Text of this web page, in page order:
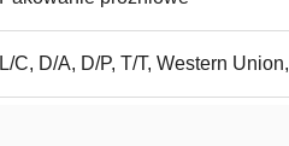
L/C, D/A, D/P, T/T, Western Union,